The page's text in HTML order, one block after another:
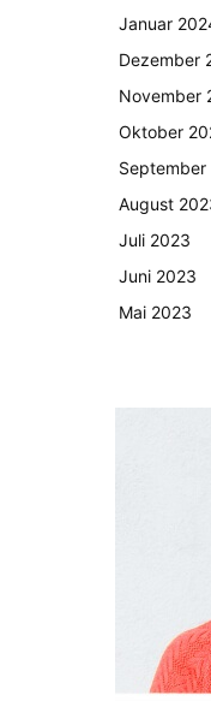
Januar
Dezember
November
Oktober
September
August
Juli 2023
Juni 2023
Mai 2023